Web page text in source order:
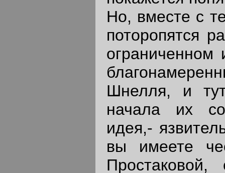
Но, вместе с
поторопятся
ограниченном
Шнелля, и
начала их
идея,-
вы имеете